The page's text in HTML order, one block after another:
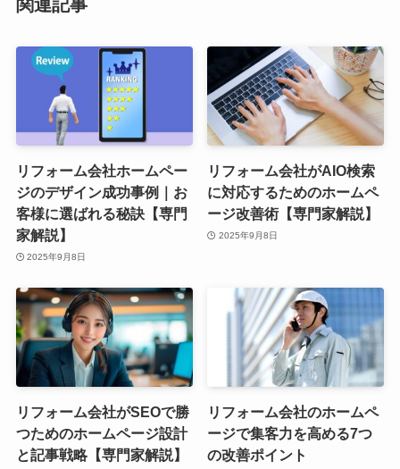
関連記事
リフォーム会社ホームペー
ジのデザイン成功事例｜お
客様に選ばれる秘訣【専門
家解説】
2025年9月8日
リフォーム会社がAIO検索
に対応するためのホームペ
ージ改善術【専門家解説】
2025年9月8日
リフォーム会社がSEOで勝
つためのホームページ設計
と記事戦略【専門家解説】
リフォーム会社のホームペ
ージで集客力を高める7つ
の改善ポイント